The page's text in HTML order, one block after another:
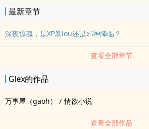
丑。? ? ? ? 杀死小丑是有些别的原因，但最主
卫过当”的小事，不值得引起任何人的关注，却
jing神病院，不情不愿的林小月就无feng衔接
人出院后的关怀工作zuo得妥当，清洁女仆·林
个月过去，就在林小月以为自己已经适应了新
ri子将变得无聊且安稳的档kou，某个yang光
最新章节
深夜惊魂，是XP暴lou还是邪神降临？
查看全部章节
Glex的作品
万事屋（gaoh） / 情欲小说
查看全部作品